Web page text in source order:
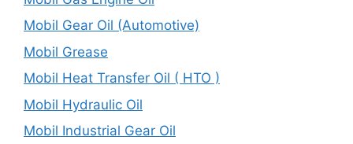
Mobil Gear Oil (Automotive)
Mobil Grease
Mobil Heat Transfer Oil ( HTO )
Mobil Hydraulic Oil
Mobil Industrial Gear Oil